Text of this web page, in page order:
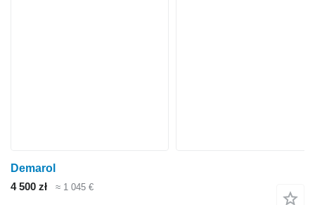
Demarol
4 500 zł
≈ 1 045 €